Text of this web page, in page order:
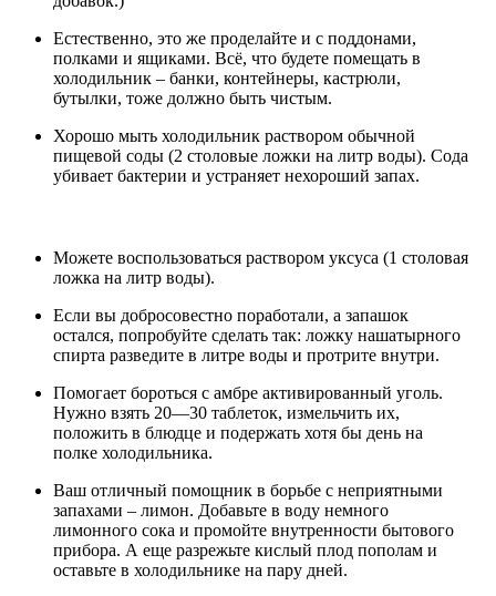
Естественно, это же проделайте и с поддонами,
полками и ящиками. Всё, что будете помещать в
холодильник – банки, контейнеры, кастрюли,
бутылки, тоже должно быть чистым.
Хорошо мыть холодильник раствором обычной
пищевой соды (2 столовые ложки на литр воды). Сода
убивает бактерии и устраняет нехороший запах.
Можете воспользоваться раствором уксуса (1 столовая
ложка на литр воды).
Если вы добросовестно поработали, а запашок
остался, попробуйте сделать так: ложку нашатырного
спирта разведите в литре воды и протрите внутри.
Помогает бороться с амбре активированный уголь.
Нужно взять 20—30 таблеток, измельчить их,
положить в блюдце и подержать хотя бы день на
полке холодильника.
Ваш отличный помощник в борьбе с неприятными
запахами – лимон. Добавьте в воду немного
лимонного сока и промойте внутренности бытового
прибора. А еще разрежьте кислый плод пополам и
оставьте в холодильнике на пару дней.